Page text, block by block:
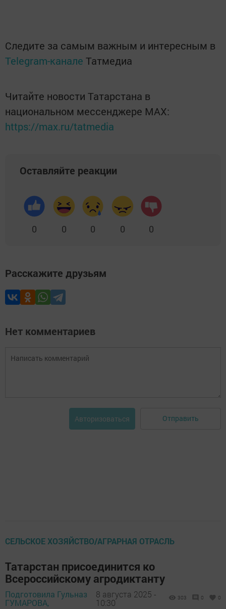
Следите за самым важным и интересным в
Telegram-канале Татмедиа
Читайте новости Татарстана в
национальном мессенджере MАХ:
https://max.ru/tatmedia
Оставляйте реакции
0 0 0 0 0
Расскажите друзьям
Нет комментариев
Авторизоваться Отправить
СЕЛЬСКОЕ ХОЗЯЙСТВО/АГРАРНАЯ ОТРАСЛЬ
Татарстан присоединится ко
Всероссийскому агродиктанту
Подготовила Гульназ
ГУМАРОВА,
8 августа 2025 -
10:30
303 0 0